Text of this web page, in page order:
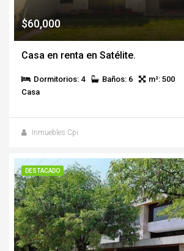
$60,000
Casa en renta en Satélite.
Dormitorios: 4 Baños: 6
m²: 500
Casa
Inmuebles Cpi
DESTACADO